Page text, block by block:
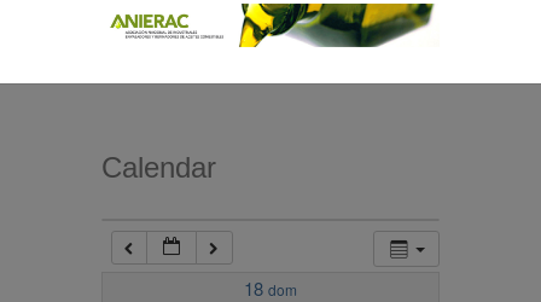
Calendar
18 dom
7:00 am